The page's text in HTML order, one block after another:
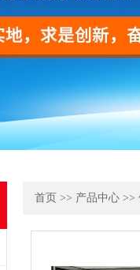
首页 >> 产品中心 >>